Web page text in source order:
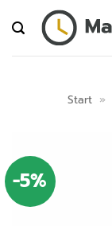
Inhalt
springen
Start »
-5%